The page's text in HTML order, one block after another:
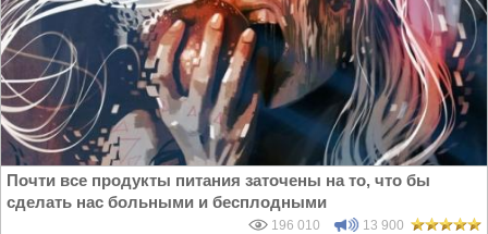
Почти все продукты питания заточены на то, что бы
сделать нас больными и бесплодными
196 010 13 900